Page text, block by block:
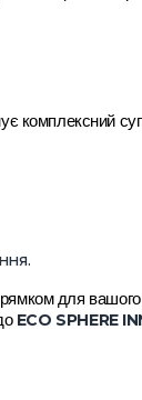
комплексний
для вашого
ECO SPHERE